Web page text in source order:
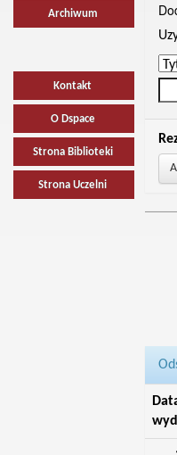
Archiwum
Kontakt
O Dspace
Strona Biblioteki
Strona Uczelni